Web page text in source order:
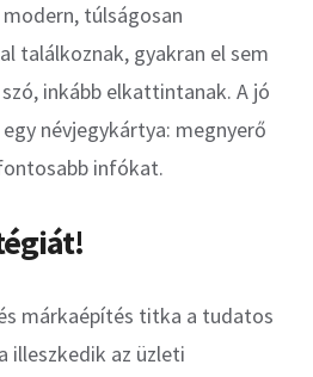
túlságosan
találkoznak, gyakran el sem
inkább elkattintanak. A jó
névjegykártya: megnyerő
infókat.
márkaépítés titka a tudatos
illeszkedik az üzleti